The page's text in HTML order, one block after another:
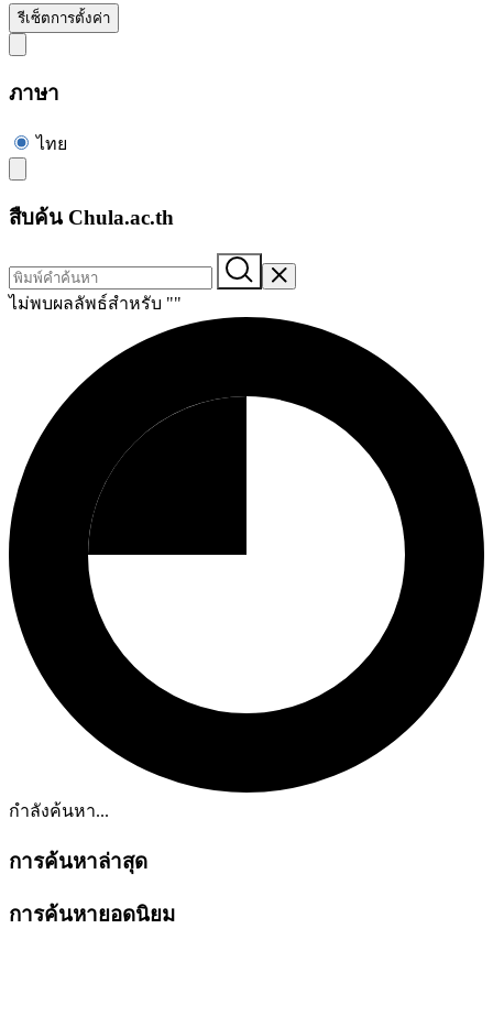
รีเซ็ตการตั้งค่า
ภาษา
ไทย
สืบค้น Chula.ac.th
ไม่พบผลลัพธ์สำหรับ ""
กำลังค้นหา...
การค้นหาล่าสุด
การค้นหายอดนิยม